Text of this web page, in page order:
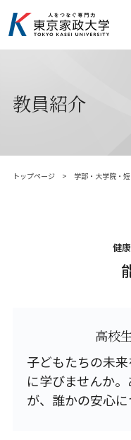
教員紹介
トップページ 学部・大学院・
健
高校
子どもたちの未
に学びませんか
が、誰かの安心に